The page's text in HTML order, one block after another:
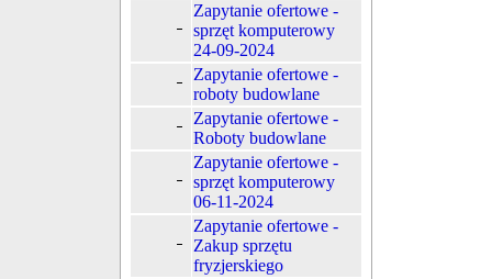
Zapytanie ofertowe -
sprzęt komputerowy
24-09-2024
Zapytanie ofertowe -
roboty budowlane
Zapytanie ofertowe -
Roboty budowlane
Zapytanie ofertowe -
sprzęt komputerowy
06-11-2024
Zapytanie ofertowe -
Zakup sprzętu
fryzjerskiego